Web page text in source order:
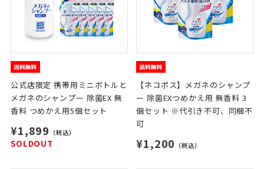
公式店限定 携帯用ミニボトルと
メガネのシャンプー 除菌EX 無
香料 つめかえ用5個セット
¥1,899 （税込）
SOLDOUT
【ネコポス】メガネのシャンプ
ー 除菌EXつめかえ用 無香料 3
個セット ※代引き不可、同梱不
可
¥1,200 （税込）